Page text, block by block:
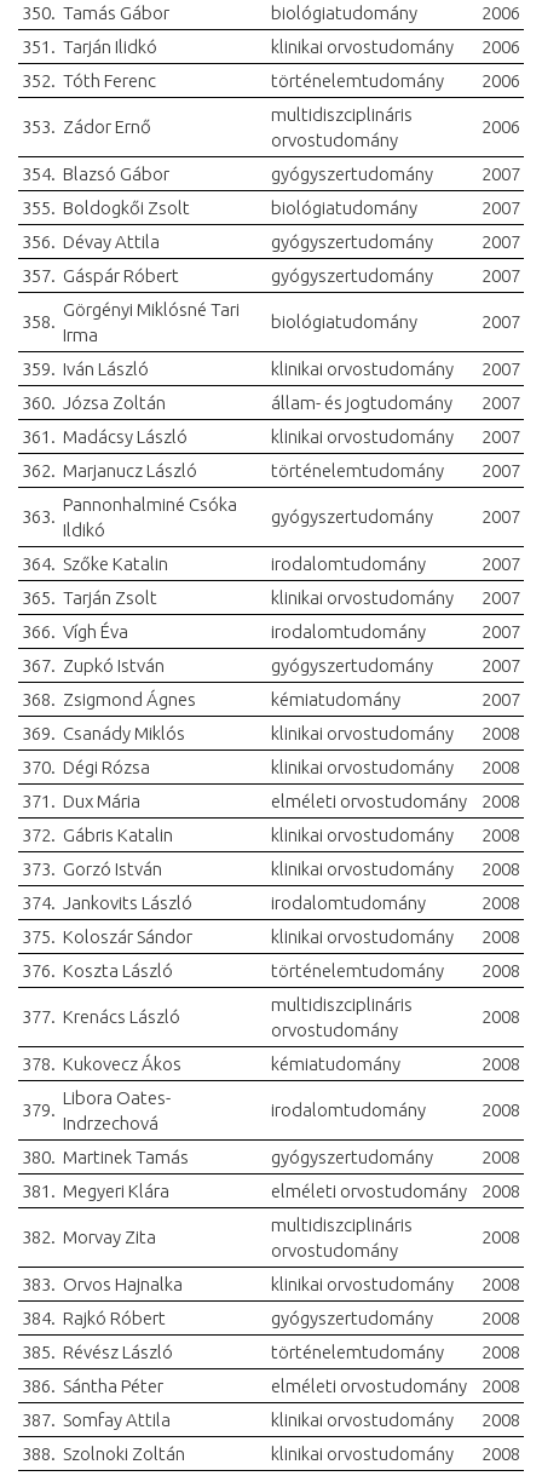
350. Tamás Gábor biológiatudomány
2006
351. Tarján Ilidkó klinikai orvostudomány
2006
352. Tóth Ferenc történelemtudomány 2006
353. Zádor Ernő
multidiszciplináris
orvostudomány
2006
354. Blazsó Gábor gyógyszertudomány
2007
355. Boldogkői Zsolt biológiatudomány
2007
356. Dévay Attila gyógyszertudomány
2007
357. Gáspár Róbert gyógyszertudomány 2007
358.
Görgényi Miklósné Tari
Irma
biológiatudomány 2007
359. Iván László klinikai orvostudomány
2007
360. Józsa Zoltán állam- és jogtudomány
2007
361. Madácsy László klinikai orvostudomány
2007
362. Marjanucz László történelemtudomány 2007
363.
Pannonhalminé Csóka
Ildikó
gyógyszertudomány 2007
364. Szőke Katalin irodalomtudomány
2007
365. Tarján Zsolt klinikai orvostudomány
2007
366. Vígh Éva irodalomtudomány
2007
367. Zupkó István gyógyszertudomány
2007
368. Zsigmond Ágnes kémiatudomány
2007
369. Csanády Miklós klinikai orvostudomány
2008
370. Dégi Rózsa klinikai orvostudomány
2008
371. Dux Mária elméleti orvostudomány
2008
372. Gábris Katalin klinikai orvostudomány
2008
373. Gorzó István klinikai orvostudomány
2008
374. Jankovits László irodalomtudomány
2008
375. Koloszár Sándor klinikai orvostudomány
2008
376. Koszta László történelemtudomány 2008
377. Krenács László
multidiszciplináris
orvostudomány
2008
378. Kukovecz Ákos kémiatudomány 2008
379.
Libora Oates-
Indrzechová
irodalomtudomány 2008
380. Martinek Tamás gyógyszertudomány
2008
381. Megyeri Klára elméleti orvostudomány 2008
382. Morvay Zita
multidiszciplináris
orvostudomány
2008
383. Orvos Hajnalka klinikai orvostudomány
2008
384. Rajkó Róbert gyógyszertudomány
2008
385. Révész László történelemtudomány
2008
386. Sántha Péter elméleti orvostudomány
2008
387. Somfay Attila klinikai orvostudomány
2008
388. Szolnoki Zoltán klinikai orvostudomány
2008